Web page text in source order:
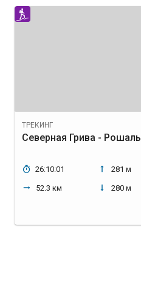
ТРЕКИНГ
Северная Грива - Рошаль
26:10:01
52.3 км
281 м
280 м